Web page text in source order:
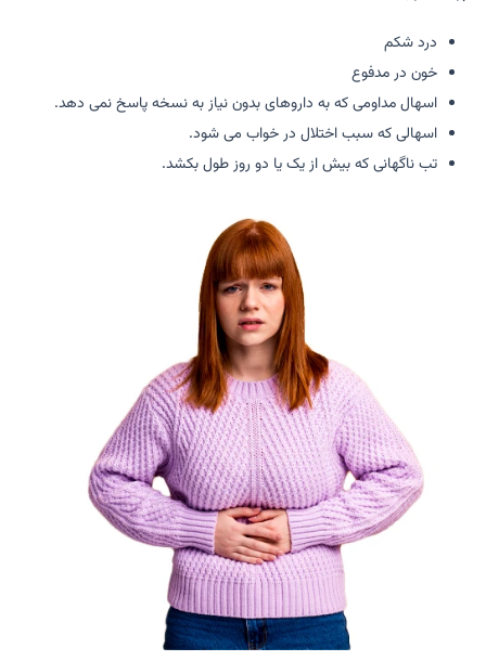
درد شکم
خون در مدفوع
اسهال مداومی که به داروهای بدون نیاز به نسخه پاسخ نمی دهد.
اسهالی که سبب اختلال در خواب می شود.
تب ناگهانی که بیش از یک یا دو روز طول بکشد.